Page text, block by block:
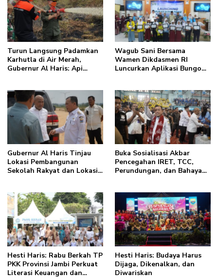
Turun Langsung Padamkan
Karhutla di Air Merah,
Gubernur Al Haris: Api
Wagub Sani Bersama
Wamen Dikdasmen RI
Luncurkan Aplikasi Bungo
Pendidikan di Jambi
Gubernur Al Haris Tinjau
Lokasi Pembangunan
Sekolah Rakyat dan Lokasi
Buka Sosialisasi Akbar
Pencegahan IRET, TCC,
Perundungan, dan Bahaya
anakku bisa jaga diri, 60%
masa depan sudah ada di
tangan”
Hesti Haris: Rabu Berkah TP
PKK Provinsi Jambi Perkuat
Literasi Keuangan dan
Hesti Haris: Budaya Harus
Dijaga, Dikenalkan, dan
Diwariskan